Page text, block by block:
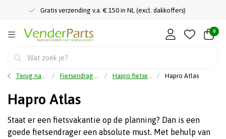
Gratis verzending v.a. € 150 in NL (excl. dakkoffers)
0
Terug naar home Fietsendragers Hapro fietsendrager Hapro Atlas
Hapro Atlas
Staat er een fietsvakantie op de planning? Dan is een
goede fietsendrager een absolute must. Met behulp van